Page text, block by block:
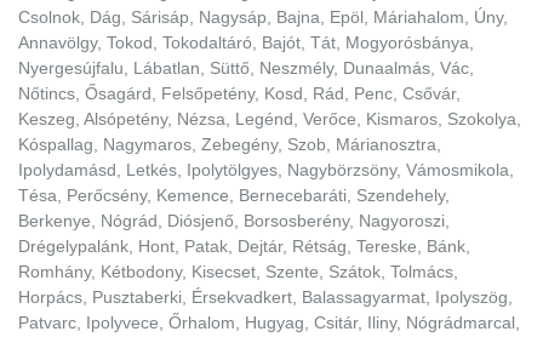
Csolnok, Dág, Sárisáp, Nagysáp, Bajna, Epöl, Máriahalom, Úny,
Annavölgy, Tokod, Tokodaltáró, Bajót, Tát, Mogyorósbánya,
Nyergesújfalu, Lábatlan, Süttő, Neszmély, Dunaalmás, Vác,
Nőtincs, Ősagárd, Felsőpetény, Kosd, Rád, Penc, Csővár,
Keszeg, Alsópetény, Nézsa, Legénd, Verőce, Kismaros, Szokolya,
Kóspallag, Nagymaros, Zebegény, Szob, Márianosztra,
Ipolydamásd, Letkés, Ipolytölgyes, Nagybörzsöny, Vámosmikola,
Tésa, Perőcsény, Kemence, Bernecebaráti, Szendehely,
Berkenye, Nógrád, Diósjenő, Borsosberény, Nagyoroszi,
Drégelypalánk, Hont, Patak, Dejtár, Rétság, Tereske, Bánk,
Romhány, Kétbodony, Kisecset, Szente, Szátok, Tolmács,
Horpács, Pusztaberki, Érsekvadkert, Balassagyarmat, Ipolyszög,
Patvarc, Ipolyvece, Őrhalom, Hugyag, Csitár, Iliny, Nógrádmarcal,